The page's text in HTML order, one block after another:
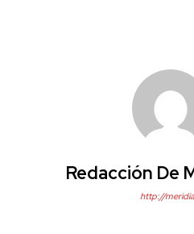
Redacción De
http://